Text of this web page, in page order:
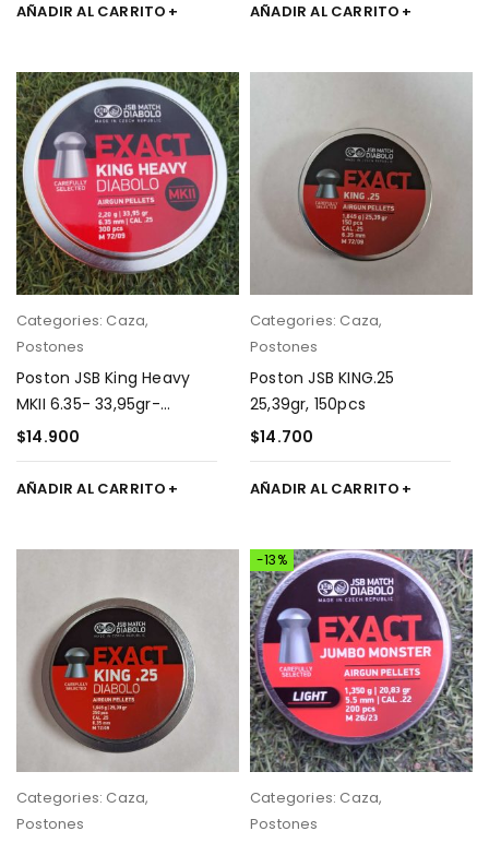
AÑADIR AL CARRITO AÑADIR AL CARRITO
Categories: Caza,
Postones
Poston JSB King Heavy
MKII 6.35- 33,95gr-
300pcs
$14.900
AÑADIR AL CARRITO
Categories: Caza,
Postones
Poston JSB KING.25
25,39gr, 150pcs
$14.700
AÑADIR AL CARRITO
Categories: Caza,
Postones
-13%
Categories: Caza,
Postones